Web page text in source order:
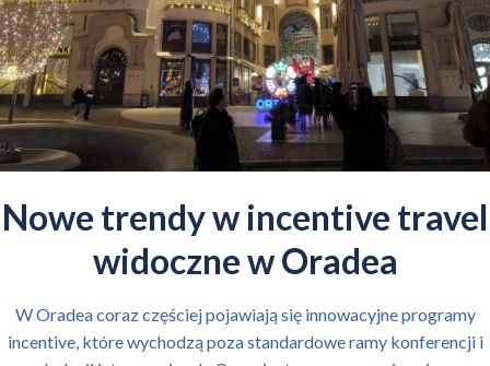
Nowe trendy w incentive travel
widoczne w Oradea
W Oradea coraz częściej pojawiają się innowacyjne programy
incentive, które wychodzą poza standardowe ramy konferencji i